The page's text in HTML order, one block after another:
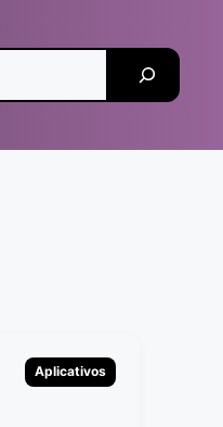
Categorias
Aplicativos